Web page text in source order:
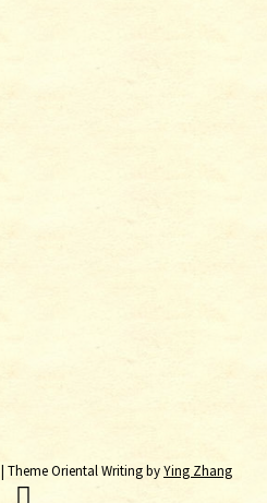
| Theme Oriental Writing byYing Zhang